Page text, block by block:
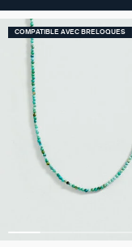
COMPATIBLE AVEC BRELOQUES